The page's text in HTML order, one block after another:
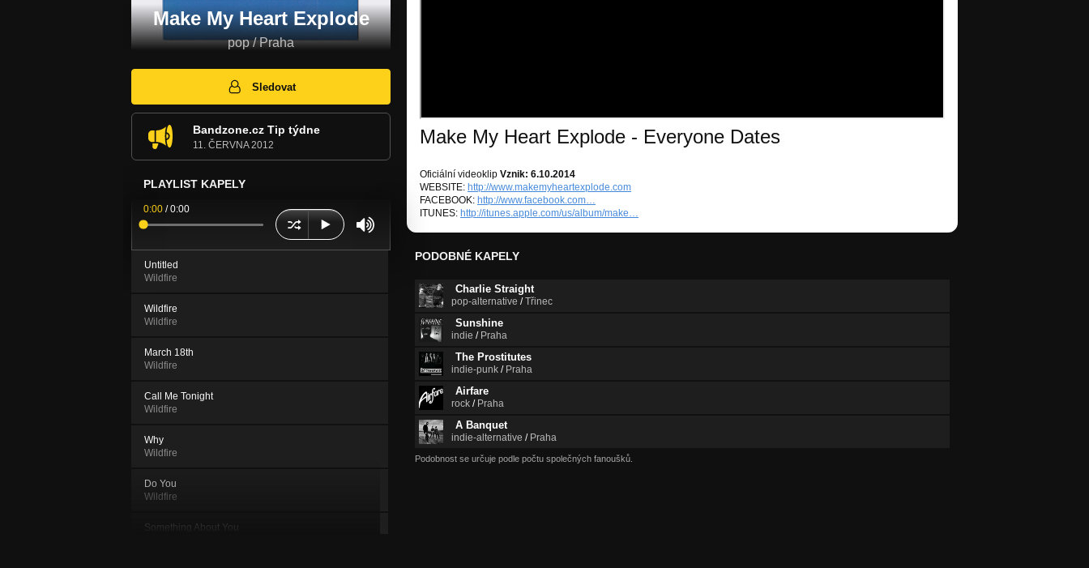
Make My Heart Explode
pop / Praha
Sledovat
Bandzone.cz Tip týdne
11. ČERVNA 2012
PLAYLIST KAPELY
0:00 /0:00
Untitled
Wildfire
Wildfire
Wildfire
March 18th
Wildfire
Call Me Tonight
Wildfire
Why
Wildfire
Do You
Wildfire
Something About You
Make My Heart Explode - Everyone Dates
Oficiální videoklip Vznik: 6.10.2014
WEBSITE: http://www.makemyheartexplode.com
FACEBOOK: http://www.facebook.com…
ITUNES: http://itunes.apple.com/us/album/make…
PODOBNÉ KAPELY
Charlie Straight
pop-alternative /Třinec
Sunshine
indie / Praha
The Prostitutes
indie-punk / Praha
Airfare
rock / Praha
A Banquet
indie-alternative / Praha
Podobnost se určuje podle počtu společných fanoušků.